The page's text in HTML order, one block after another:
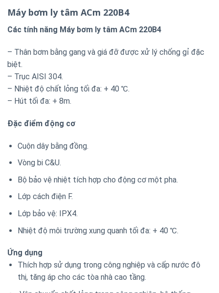
Máy bơm ly tâm ACm 220B4
Các tính năng Máy bơm ly tâm ACm 220B4
– Thân bơm bằng gang và giá đỡ được xử lý chống gỉ đặc
biệt.
– Trục AISI 304.
– Nhiệt độ chất lỏng tối đa: + 40 ℃.
– Hút tối đa: + 8m.
Đặc điểm động cơ
Cuộn dây bằng đồng.
Vòng bi C&U.
Bộ bảo vệ nhiệt tích hợp cho động cơ một pha.
Lớp cách điện F.
Lớp bảo vệ: IPX4.
Nhiệt độ môi trường xung quanh tối đa: + 40 ℃.
Ứng dụng
Thích hợp sử dụng trong công nghiệp và cấp nước đô
thị, tăng áp cho các tòa nhà cao tầng.